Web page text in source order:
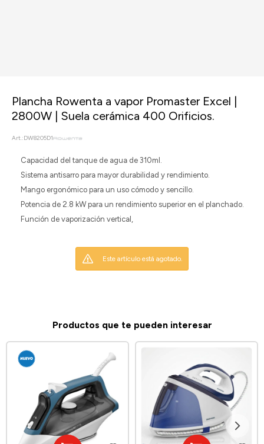
Plancha Rowenta a vapor Promaster Excel |
2800W | Suela cerámica 400 Orificios.
DW8205D1
Capacidad del tanque de agua de 310ml.
Sistema antisarro para mayor durabilidad y rendimiento.
Mango ergonómico para un uso cómodo y sencillo.
Potencia de 2.8 kW para un rendimiento superior en el planchado.
Función de vaporización vertical,
Este artículo está agotado.
Productos que te pueden interesar